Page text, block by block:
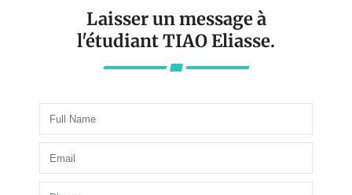
Laisser un message à
l'étudiant TIAO Eliasse.